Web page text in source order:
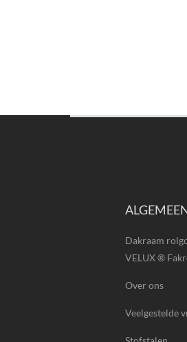
Dakraam
VELUX ®
Over ons
Veelgestelde